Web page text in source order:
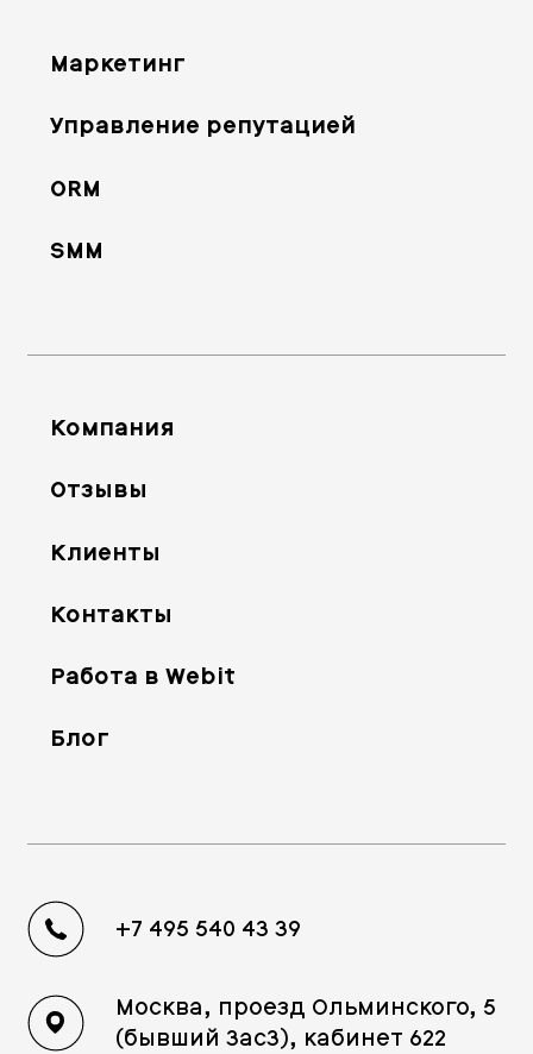
Маркетинг
Управление репутацией
ORM
SMM
Компания
Отзывы
Клиенты
Контакты
Работа в Webit
Блог
+7 495 540 43 39
Москва, проезд Ольминского, 5
(бывший 3ас3), кабинет 622